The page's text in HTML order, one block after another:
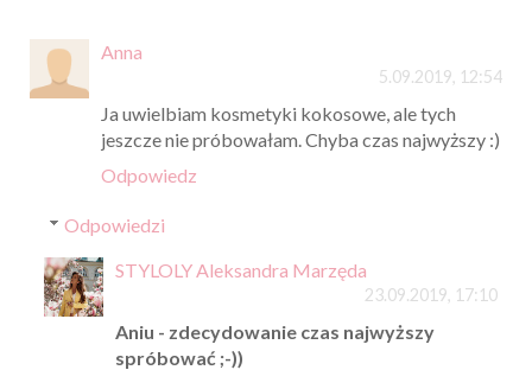
Anna
5.09.2019, 12:54
Ja uwielbiam kosmetyki kokosowe, ale tych
jeszcze nie próbowałam. Chyba czas najwyższy :)
Odpowiedz
Odpowiedzi
STYLOLY Aleksandra Marzęda
23.09.2019, 17:10
Aniu - zdecydowanie czas najwyższy
spróbować ;-))